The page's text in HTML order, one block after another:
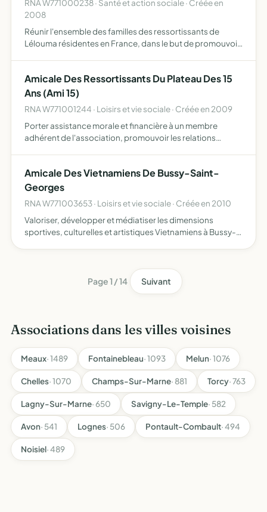
RNA W771000238 · Santé et action sociale · Créée en
2008
Réunir l'ensemble des familles des ressortissants de
Lélouma résidentes en France, dans le but de promouvoir
Amicale Des Ressortissants Du Plateau Des 15
Ans (Ami 15)
RNA W771001244 · Loisirs et vie sociale · Créée en 2009
Porter assistance morale et financière à un membre
adhérent de l'association, promouvoir les relations
Amicale Des Vietnamiens De Bussy-Saint-
Georges
RNA W771003653 · Loisirs et vie sociale · Créée en 2010
Valoriser, développer et médiatiser les dimensions
sportives, culturelles et artistiques Vietnamiens à Bussy-
Page 1 / 14 Suivant
Associations dans les villes voisines
Meaux· 1489 Fontainebleau· 1093 Melun· 1076
Chelles· 1070 Champs-Sur-Marne· 881 Torcy· 763
Lagny-Sur-Marne· 650 Savigny-Le-Temple· 582
Avon· 541 Lognes· 506 Pontault-Combault· 494
Noisiel· 489